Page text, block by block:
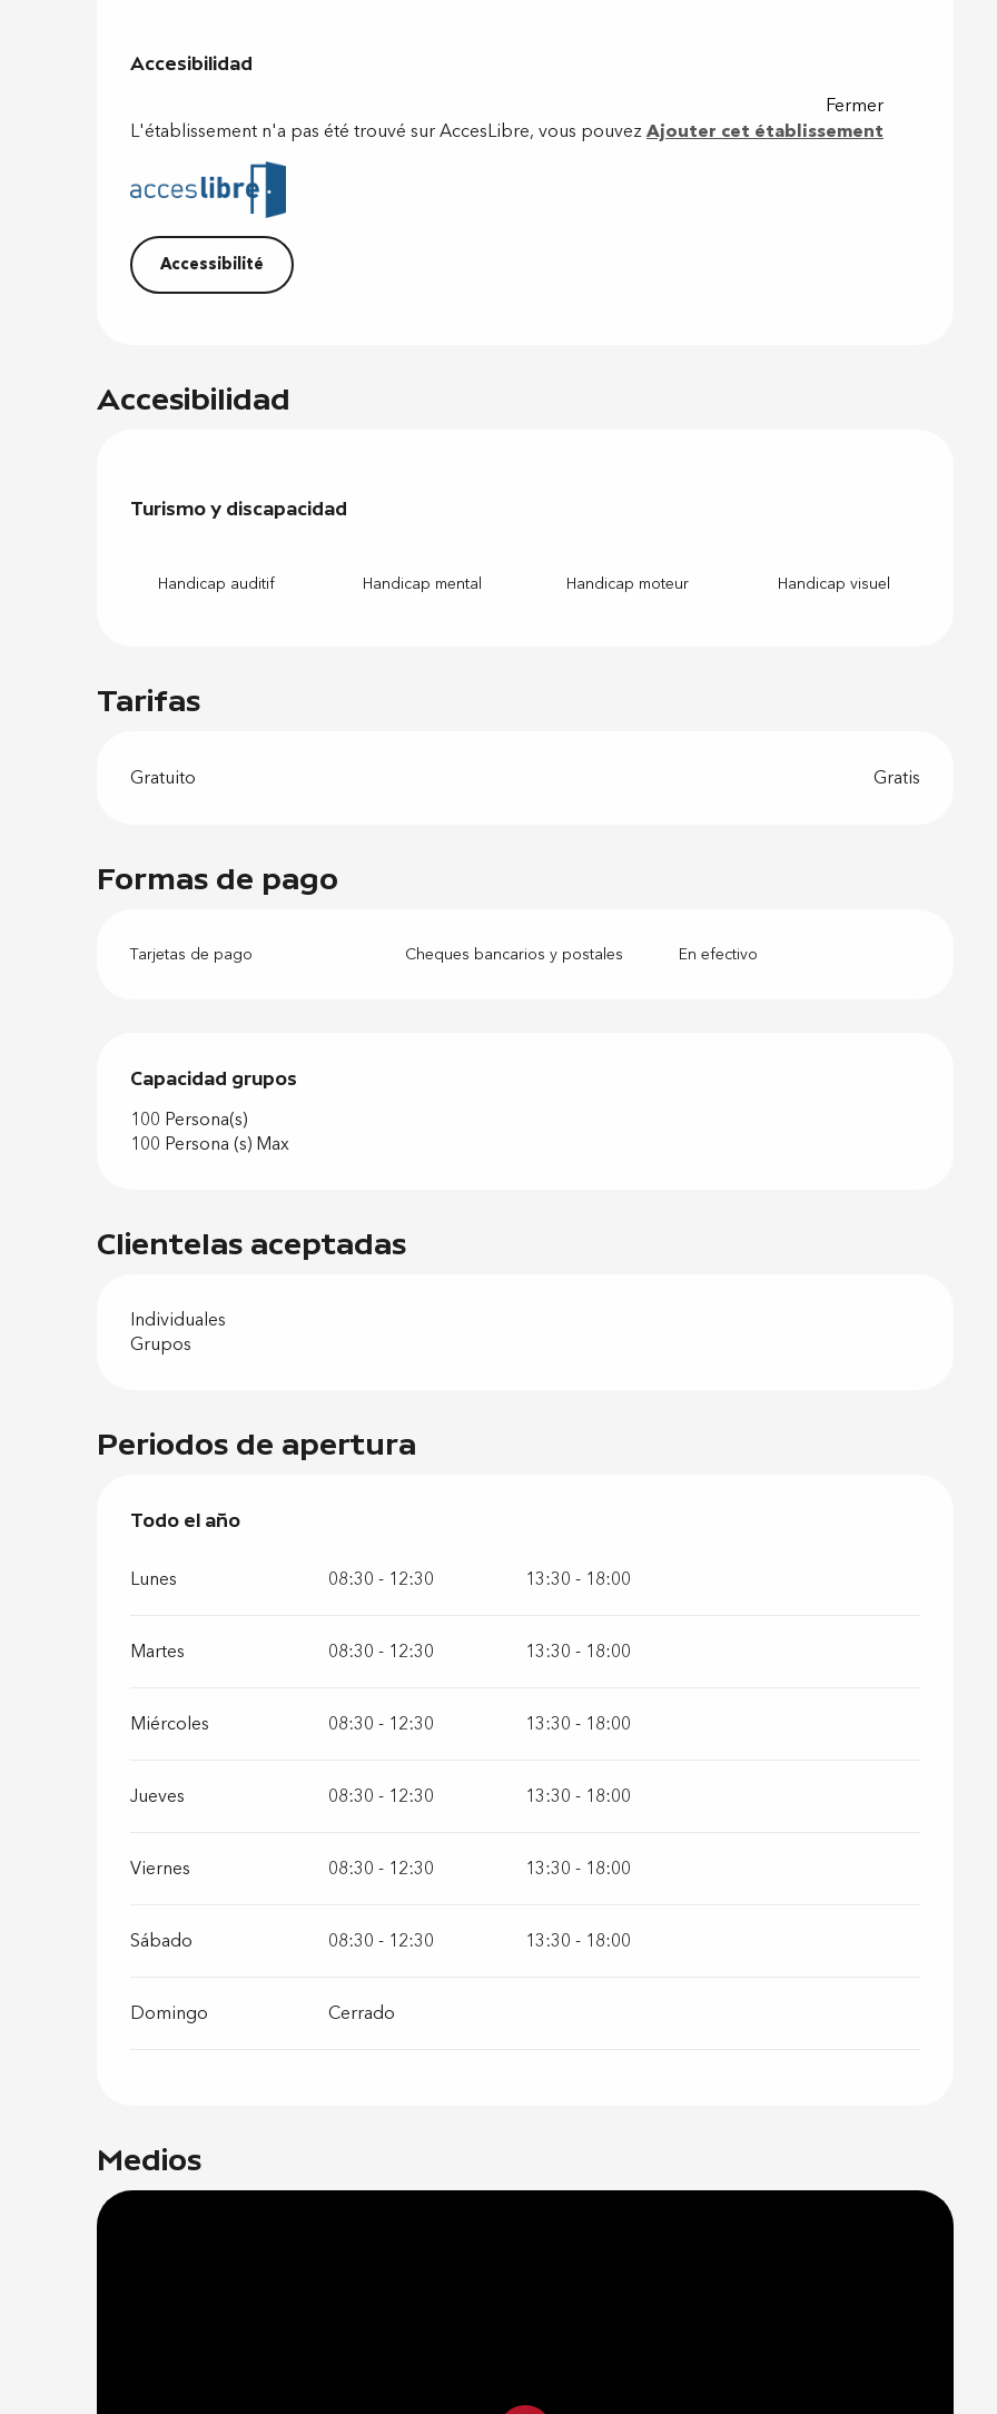
Accesibilidad
Fermer
L'établissement n'a pas été trouvé sur AccesLibre, vous pouvezAjouter cet établissement
Accessibilité
Accesibilidad
Turismo y discapacidad
Turismo y discapacidad
Handicap auditif Handicap mental Handicap moteur Handicap visuel
Tarifas
Gratuito Gratis
Formas de pago
Tarjetas de pago Cheques bancarios y postales En efectivo
Capacidad grupos
Capacidad grupos
100 Persona(s)
100 Persona (s) Max
Clientelas aceptadas
Individuales
Grupos
Periodos de apertura
Todo el año
Todo el año
Lunes 08:30 - 12:30 13:30 - 18:00
Martes 08:30 - 12:30 13:30 - 18:00
Miércoles 08:30 - 12:30 13:30 - 18:00
Jueves 08:30 - 12:30 13:30 - 18:00
Viernes 08:30 - 12:30 13:30 - 18:00
Sábado 08:30 - 12:30 13:30 - 18:00
Domingo Cerrado
Medios